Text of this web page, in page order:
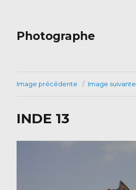
Photographe
Image précédente Image suivante
INDE 13